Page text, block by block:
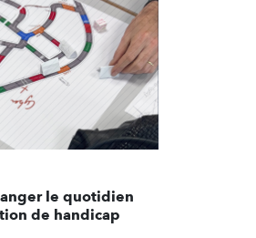
le quotidien
de handicap